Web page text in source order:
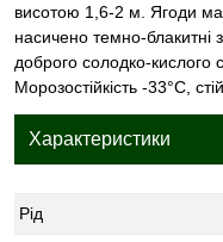
висотою 1,6-2 м. Ягоди
насичено темно-блакитні
доброго солодко-
Морозостійкість -33°С,
Характеристики
Рід